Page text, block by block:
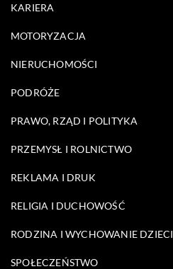
KARIERA
MOTORYZACJA
NIERUCHOMOŚCI
PODRÓŻE
PRAWO, RZĄD I POLITYKA
PRZEMYSŁ I ROLNICTWO
REKLAMA I DRUK
RELIGIA I DUCHOWOŚĆ
RODZINA I WYCHOWANIE DZIECI
SPOŁECZEŃSTWO